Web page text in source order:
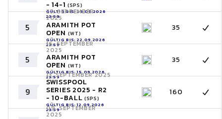
- 14-1 (SPS)
GÜLTIG BIS: 26.09.2026
23:59
5
23. SEPTEMBER
2025
ARAMITH POT
OPEN (WT)
GÜLTIG BIS: 22.09.2026
23:59
35
5
16. SEPTEMBER
2025
ARAMITH POT
OPEN (WT)
GÜLTIG BIS: 15.09.2026
23:59
35
9
13. SEPTEMBER 2025
SWISSPOOL
SERIES 2025 - R2
- 10-BALL (SPS)
GÜLTIG BIS: 12.09.2026
23:59
160
09. SEPTEMBER
2025